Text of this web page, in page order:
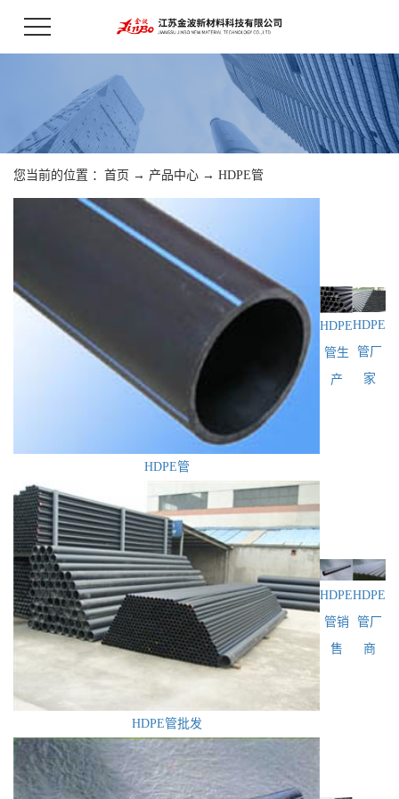
您当前的位置 ： 首页 → 产品中心 → HDPE管
HDPE管
HDPE
管生
产
HDPE
管厂
家
HDPE管批发
HDPE
管销
售
HDPE
管厂
商